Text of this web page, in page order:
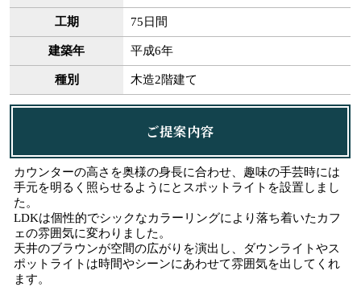
工期 75日間
建築年 平成6年
種別 木造2階建て
ご提案内容
カウンターの高さを奥様の身長に合わせ、趣味の手芸時には
手元を明るく照らせるようにとスポットライトを設置しまし
た。
LDKは個性的でシックなカラーリングにより落ち着いたカフ
ェの雰囲気に変わりました。
天井のブラウンが空間の広がりを演出し、ダウンライトやス
ポットライトは時間やシーンにあわせて雰囲気を出してくれ
ます。